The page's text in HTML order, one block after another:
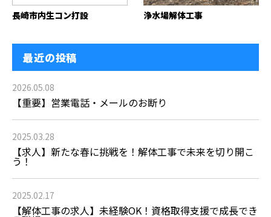
長崎市内生コン打設 浄水場解体工事
最近の投稿
2026.05.08
【重要】営業電話・メールのお断り
2025.03.28
【求人】新たな春に挑戦を！解体工事で未来を切り開こ
う！
2025.02.17
【解体工事の求人】未経験OK！資格取得支援で成長でき